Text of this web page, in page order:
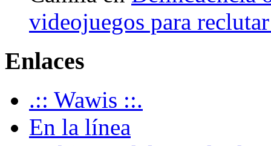
videojuegos para
Enlaces
.:: Wawis ::.
En la línea